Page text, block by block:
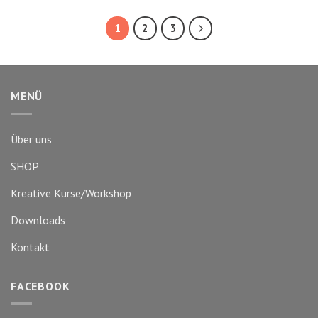
1 2 3
MENÜ
Über uns
SHOP
Kreative Kurse/Workshop
Downloads
Kontakt
FACEBOOK